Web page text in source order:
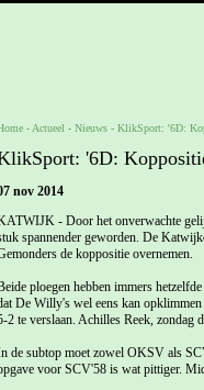
- Actueel - Nieuws- KlikSport: '6D:
'6D:
nov 2014
- Door het onverwachte
spannender geworden. De
de koppositie overnemen.
ploegen hebben immers
De Willy's wel eens kan
2 te verslaan. Achilles Reek, zondag
de subtop moet zowel OKSV als
voor SCV'58 is wat pittiger.